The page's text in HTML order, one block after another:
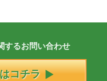
するお問い合わせ
コチラ